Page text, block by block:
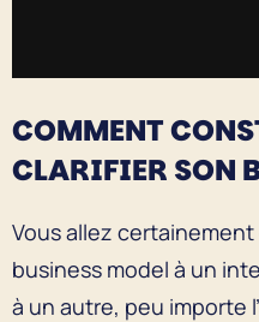
COMMENT
CLARIFIER SON
Vous allez
business model à un
à un autre, peu importe